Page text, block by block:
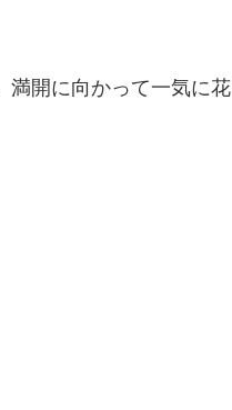
満開に向かって一気に